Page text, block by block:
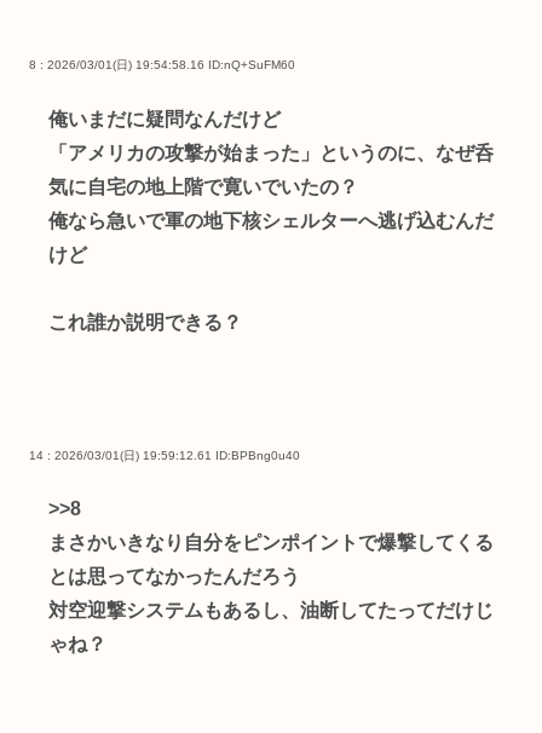
8 : 2026/03/01(日) 19:54:58.16 ID:nQ+SuFM60
俺いまだに疑問なんだけど
「アメリカの攻撃が始まった」というのに、なぜ呑
気に自宅の地上階で寛いでいたの？
俺なら急いで軍の地下核シェルターへ逃げ込むんだ
けど
これ誰か説明できる？
14 : 2026/03/01(日) 19:59:12.61 ID:BPBng0u40
>>8
まさかいきなり自分をピンポイントで爆撃してくる
とは思ってなかったんだろう
対空迎撃システムもあるし、油断してたってだけじ
ゃね？